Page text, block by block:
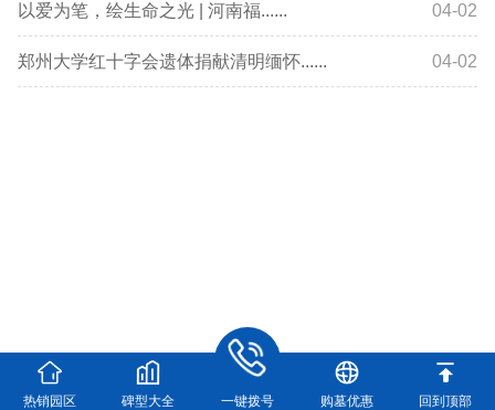
04-02
以爱为笔，绘生命之光 | 河南福......
04-02
郑州大学红十字会遗体捐献清明缅怀......
热销园区 碑型大全 一键拨号 购墓优惠 回到顶部